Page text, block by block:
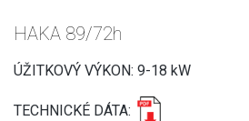
HAKA 89/72h
ÚŽITKOVÝ VÝKON: 9-18 kW
TECHNICKÉ DÁTA: